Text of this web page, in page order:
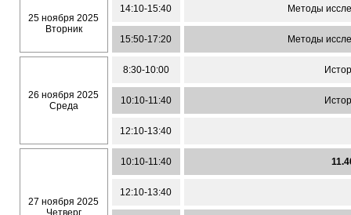
25 ноября 2025
Вторник
14:10-15:40 Методы
15:50-17:20 Методы
26 ноября 2025
Среда
8:30-10:00
10:10-11:40
12:10-13:40
27 ноября 2025
Четверг
10:10-11:40
12:10-13:40